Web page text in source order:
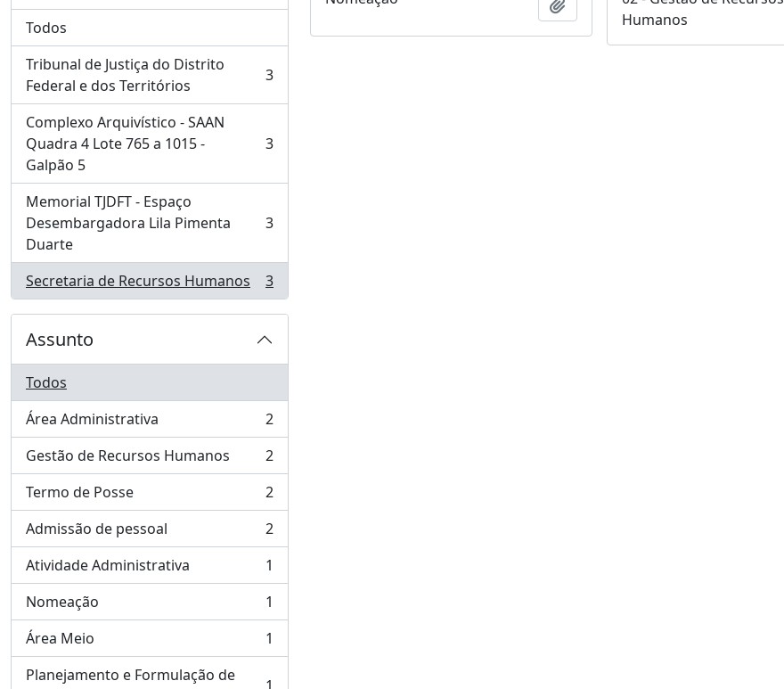
Todos
Tribunal de Justiça do Distrito
Federal e dos Territórios
, 3 resultados 3
Complexo Arquivístico - SAAN
Quadra 4 Lote 765 a 1015 -
Galpão 5
, 3 resultados 3
Memorial TJDFT - Espaço
Desembargadora Lila Pimenta
Duarte
, 3 resultados 3
Secretaria de Recursos Humanos
, 3 resultados 3
Assunto
Todos
Área Administrativa
, 2 resultados
2
Gestão de Recursos Humanos
, 2 resultados
2
Termo de Posse
, 2 resultados
2
Admissão de pessoal
, 2 resultados
2
Atividade Administrativa
, 1 resultados
1
Nomeação
, 1 resultados
1
Área Meio
, 1 resultados
1
Planejamento e Formulação de
Humanos